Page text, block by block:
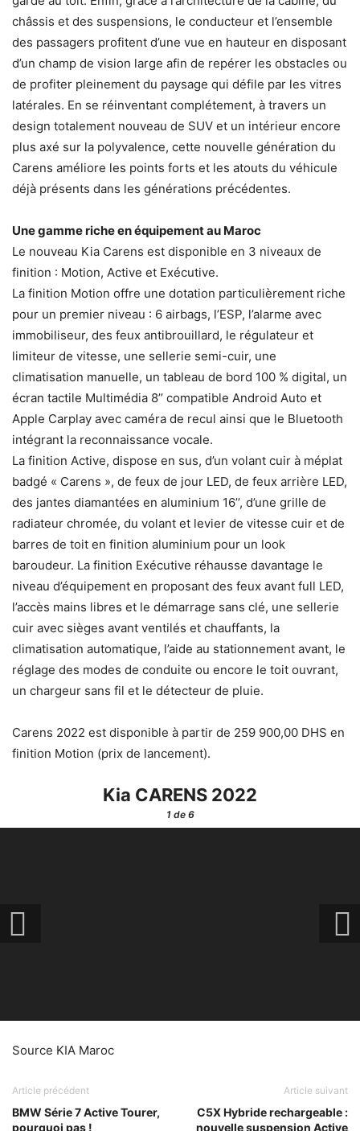
châssis et des suspensions, le conducteur et l’ensemble
des passagers profitent d’une vue en hauteur en disposant
d’un champ de vision large afin de repérer les obstacles ou
de profiter pleinement du paysage qui défile par les vitres
latérales. En se réinventant complétement, à travers un
design totalement nouveau de SUV et un intérieur encore
plus axé sur la polyvalence, cette nouvelle génération du
Carens améliore les points forts et les atouts du véhicule
déjà présents dans les générations précédentes.
Une gamme riche en équipement au Maroc
Le nouveau Kia Carens est disponible en 3 niveaux de
finition : Motion, Active et Exécutive.
La finition Motion offre une dotation particulièrement riche
pour un premier niveau : 6 airbags, l’ESP, l’alarme avec
immobiliseur, des feux antibrouillard, le régulateur et
limiteur de vitesse, une sellerie semi-cuir, une
climatisation manuelle, un tableau de bord 100 % digital, un
écran tactile Multimédia 8’’ compatible Android Auto et
Apple Carplay avec caméra de recul ainsi que le Bluetooth
intégrant la reconnaissance vocale.
La finition Active, dispose en sus, d’un volant cuir à méplat
badgé « Carens », de feux de jour LED, de feux arrière LED,
des jantes diamantées en aluminium 16’’, d’une grille de
radiateur chromée, du volant et levier de vitesse cuir et de
barres de toit en finition aluminium pour un look
baroudeur. La finition Exécutive réhausse davantage le
niveau d’équipement en proposant des feux avant full LED,
l’accès mains libres et le démarrage sans clé, une sellerie
cuir avec sièges avant ventilés et chauffants, la
climatisation automatique, l’aide au stationnement avant, le
réglage des modes de conduite ou encore le toit ouvrant,
un chargeur sans fil et le détecteur de pluie.
Carens 2022 est disponible à partir de 259 900,00 DHS en
finition Motion (prix de lancement).
Kia CARENS 2022
1de 6
Source KIA Maroc
Article précédent
BMW Série 7 Active Tourer,
pourquoi pas !
Article suivant
C5X Hybride rechargeable :
nouvelle suspension Active